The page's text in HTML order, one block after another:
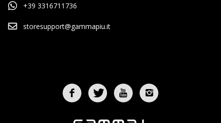
+39 3316711736
storesupport@gammapiu.it